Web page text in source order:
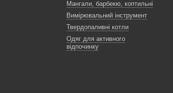
Мангали, барбекю, коптильні
Вимірювальний інструмент
Твердопаливні котли
Одяг для активного
відпочинку